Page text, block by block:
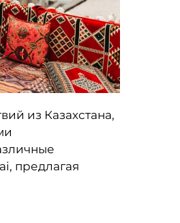
из Казахстана,
предлагая